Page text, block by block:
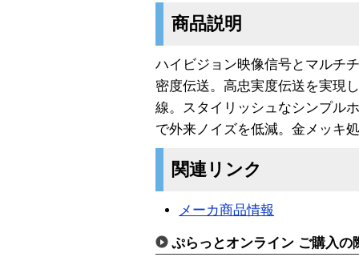
商品説明
ハイビジョン映像信号とマルチ
密度伝送。高忠実度伝送を実現
線。スタイリッシュなシンプル
で外来ノイズを低減。金メッキ
関連リンク
メーカ商品情報
ぷらっとオンライン ご購入の